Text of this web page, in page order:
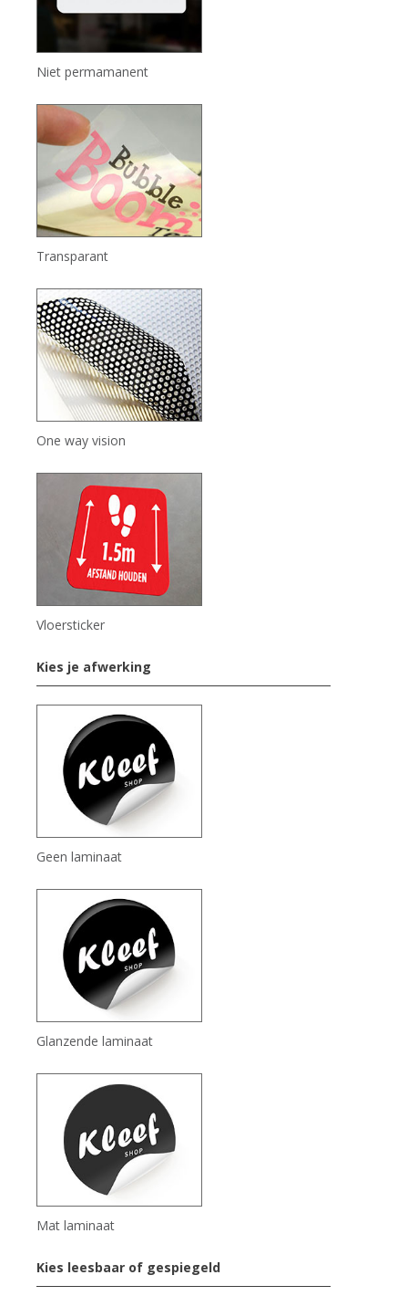
Niet permamanent
Transparant
One way vision
Vloersticker
Kies je afwerking
Geen laminaat
Glanzende laminaat
Mat laminaat
Kies leesbaar of gespiegeld